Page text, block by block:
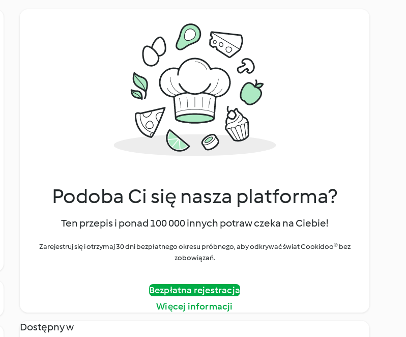
Podoba Ci się nasza platforma?
Ten przepis i ponad 100 000 innych potraw czeka na Ciebie!
Zarejestruj się i otrzymaj 30 dni bezpłatnego okresu próbnego, aby odkrywać świat Cookidoo® bez
zobowiązań.
Bezpłatna rejestracja
Więcej informacji
Dostępny w